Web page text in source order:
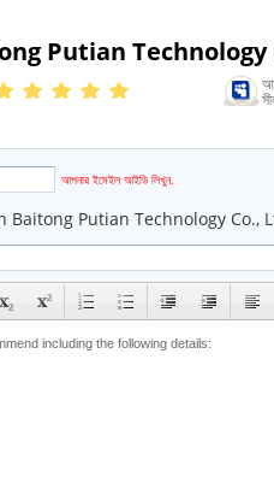
Putian Technology
email
আপনার ইমেইল আইডি লিখুন.
Baitong Putian Technology Co.,